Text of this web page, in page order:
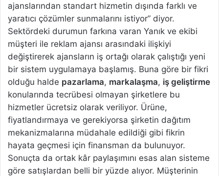
ajanslarından standart hizmetin dışında farklı ve
yaratıcı çözümler sunmalarını istiyor” diyor.
Sektördeki durumun farkına varan Yanık ve ekibi
müşteri ile reklam ajansı arasındaki ilişkiyi
değiştirerek ajansların iş ortağı olarak çalıştığı yeni
bir sistem uygulamaya başlamış. Buna göre bir fikri
olduğu halde pazarlama, markalaşma, iş geliştirme
konularında tecrübesi olmayan şirketlere bu
hizmetler ücretsiz olarak veriliyor. Ürüne,
fiyatlandırmaya ve gerekiyorsa şirketin dağıtım
mekanizmalarına müdahale edildiği gibi fikrin
hayata geçmesi için finansman da bulunuyor.
Sonuçta da ortak kâr paylaşımını esas alan sisteme
göre satışlardan belli bir yüzde alıyor. Müşterinin